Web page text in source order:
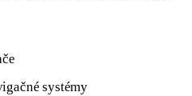
systémy